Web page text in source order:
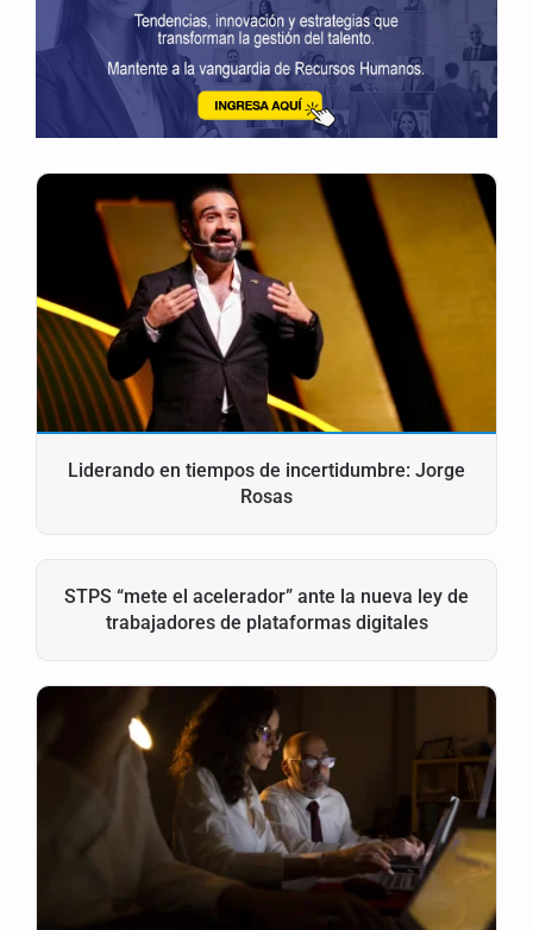
Liderando en tiempos de incertidumbre: Jorge
Rosas
STPS “mete el acelerador” ante la nueva ley de
trabajadores de plataformas digitales